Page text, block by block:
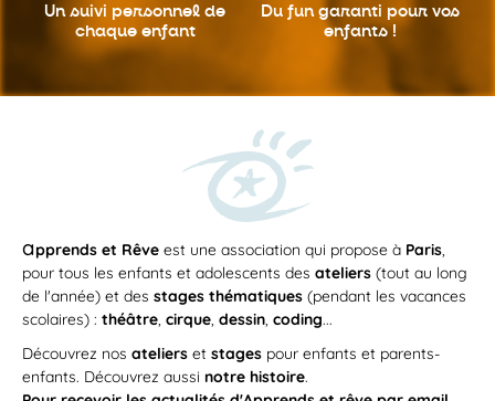
Un suivi personnel de
chaque enfant
Du fun garanti pour vos
enfants !
apprends et Rêve est une association qui propose à Paris,
pour tous les enfants et adolescents des ateliers (tout au long
de l'année) et des stages thématiques (pendant les vacances
scolaires) : théâtre, cirque, dessin, coding...
Découvrez nos ateliers et stages pour enfants et parents-
enfants. Découvrez aussi notre histoire.